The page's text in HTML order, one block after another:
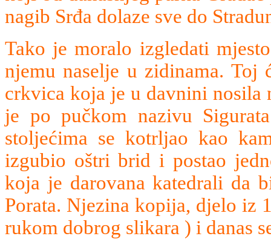
nagib Srđa dolaze sve do
Tako je moralo izgledati
njemu naselje u zidinama. Toj
crkvica koja je u davnini nosila
je po pučkom nazivu
stoljećima se kotrljao kao
izgubio oštri brid i postao
koja je darovana katedrali da
Porata. Njezina kopija, djelo iz
rukom dobrog slikara ) i danas